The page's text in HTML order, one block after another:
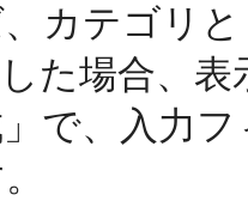
カテゴリ
た場合、
で、入力